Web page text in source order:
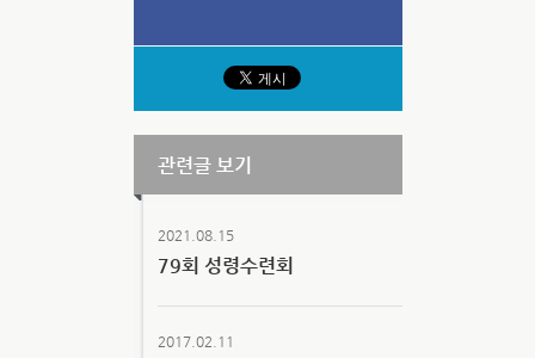
관련글 보기
2021.08.15
79회 성령수련회
2017.02.11